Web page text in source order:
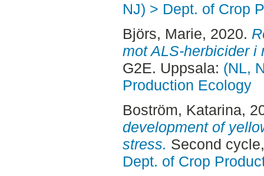
NJ) > Dept. of Crop
Björs, Marie, 2020.
mot ALS-herbicider i
G2E. Uppsala: (NL,
Production Ecology
Boström, Katarina,
development of
stress. Second
Dept. of Crop